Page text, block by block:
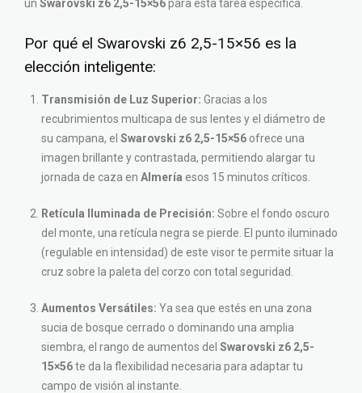
un Swarovski z6 2,5-15×56para esta tarea específica.
Por qué el Swarovski z6 2,5-15×56 es la
elección inteligente:
Transmisión de Luz Superior: Gracias a los
recubrimientos multicapa de sus lentes y el diámetro de
su campana, el Swarovski z6 2,5-15×56 ofrece una
imagen brillante y contrastada, permitiendo alargar tu
jornada de caza en Almería esos 15 minutos críticos.
Retícula Iluminada de Precisión: Sobre el fondo oscuro
del monte, una retícula negra se pierde. El punto iluminado
(regulable en intensidad) de este visor te permite situar la
cruz sobre la paleta del corzo con total seguridad.
Aumentos Versátiles: Ya sea que estés en una zona
sucia de bosque cerrado o dominando una amplia
siembra, el rango de aumentos del Swarovski z6 2,5-
15×56te da la flexibilidad necesaria para adaptar tu
campo de visión al instante.